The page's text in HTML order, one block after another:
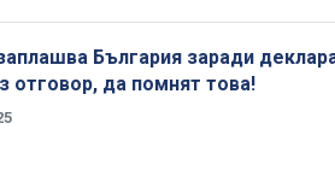
България заради
отговор, да помнят това!